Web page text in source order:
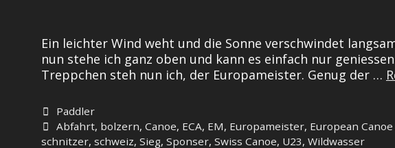
Ein leichter Wind weht und die Sonne verschwindet
nun stehe ich ganz oben und kann es einfach nur
Treppchen steh nun ich, der Europameister. Genug der …
Categories
Paddler
Tags
Abfahrt, bolzern,Canoe, ECA, EM, Europameister, European
schnitzer, schweiz, Sieg, Sponser, Swiss Canoe, U23, Wildwasser